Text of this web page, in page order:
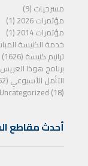
مسرحيات (9)
مؤتمرات 2026 (1)
مؤتمرات 2014 (1)
خدمة الكنيسة
ترانيم كنيسة (1626)
برنامج هوذا
التأمل الأسبوعي (252)
Uncategorized (18)
أحدث مقاطع